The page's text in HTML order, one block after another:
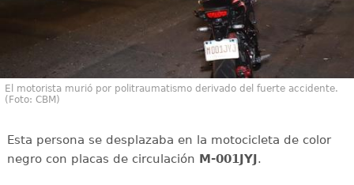
El motorista murió por politraumatismo derivado del fuerte accidente.
(Foto: CBM)
Esta persona se desplazaba en la motocicleta de color
negro con placas de circulación M-001JYJ.